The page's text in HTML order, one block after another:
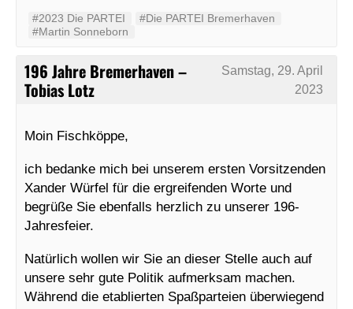
#2023 Die PARTEI
#Die PARTEI Bremerhaven
#Martin Sonneborn
196 Jahre Bremerhaven –
Tobias Lotz
Samstag, 29. April
2023
Moin Fischköppe,
ich bedanke mich bei unserem ersten Vorsitzenden
Xander Würfel für die ergreifenden Worte und
begrüße Sie ebenfalls herzlich zu unserer 196-
Jahresfeier.
Natürlich wollen wir Sie an dieser Stelle auch auf
unsere sehr gute Politik aufmerksam machen.
Während die etablierten Spaßparteien überwiegend